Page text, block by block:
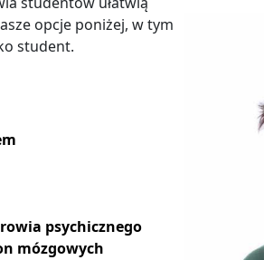
opcje poniżej, w tym
student.
psychicznego
mózgowych